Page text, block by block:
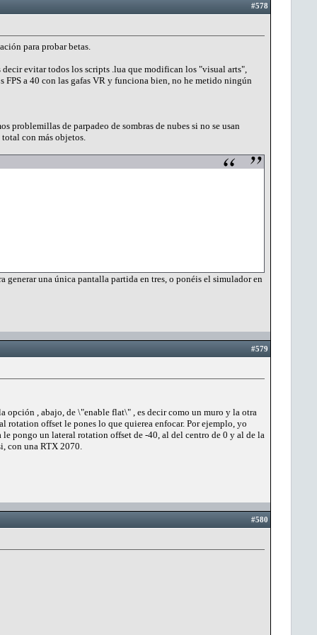
#578
para probar betas.
evitar todos los scripts .lua que modifican los "visual arts",
a 40 con las gafas VR y funciona bien, no he metido ningún
problemillas de parpadeo de sombras de nubes si no se usan
con más objetos.
una única pantalla partida en tres, o ponéis el simulador en
#579
opción , abajo, de \"enable flat\" , es decir como un muro y la otra
rotation offset le pones lo que quierea enfocar. Por ejemplo, yo
pongo un lateral rotation offset de -40, al del centro de 0 y al de la
con una RTX 2070.
#580